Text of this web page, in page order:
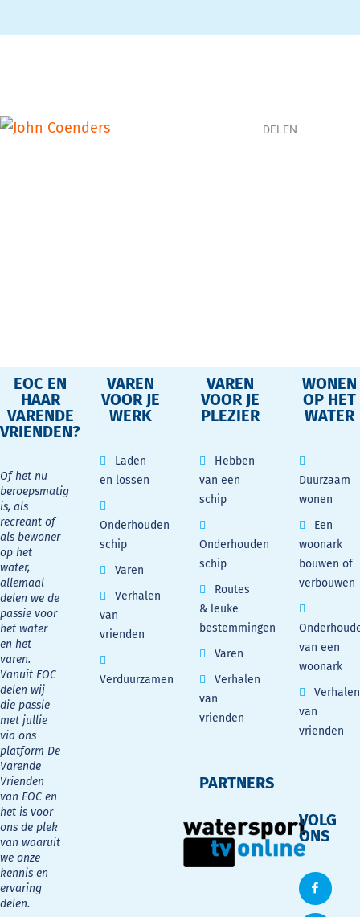
DELEN
EOC EN
HAAR
VARENDE
VRIENDEN?
Of het nu
beroepsmatig
is, als
recreant of
als bewoner
op het
water,
allemaal
delen we de
passie voor
het water
en het
varen.
Vanuit EOC
delen wij
die passie
met jullie
via ons
platform De
Varende
Vrienden
van EOC en
het is voor
ons de plek
van waaruit
we onze
kennis en
ervaring
delen.
VAREN
VOOR JE
WERK
Laden
en lossen
Onderhouden
schip
Varen
Verhalen
van
vrienden
Verduurzamen
VAREN
VOOR JE
PLEZIER
Hebben
van een
schip
Onderhouden
schip
Routes
& leuke
bestemmingen
Varen
Verhalen
van
vrienden
PARTNERS
WONEN
OP HET
WATER
Duurzaam
wonen
Een
woonark
bouwen of
verbouwen
van een
woonark
Verhalen
van
vrienden
VOLG
ONS